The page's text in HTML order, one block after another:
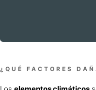
¿QUÉ FACTORES